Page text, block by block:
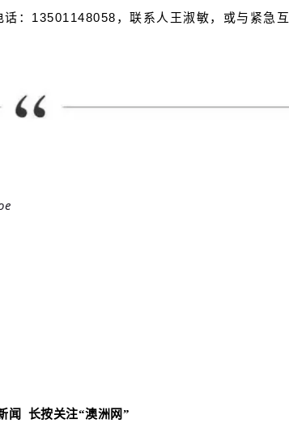
： 13501148058，联系人王淑敏，或与紧急互
闻 长按关注“澳洲网”